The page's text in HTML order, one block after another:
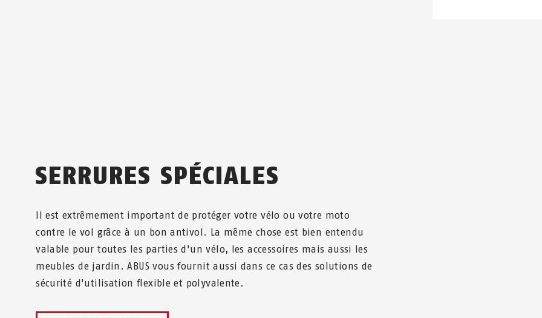
SERRURES SPÉCIALES
Il est extrêmement important de protéger votre vélo ou votre moto
contre le vol grâce à un bon antivol. La même chose est bien entendu
valable pour toutes les parties d'un vélo, les accessoires mais aussi les
meubles de jardin. ABUS vous fournit aussi dans ce cas des solutions de
sécurité d'utilisation flexible et polyvalente.